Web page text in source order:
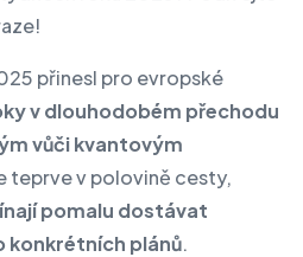
přinesl pro evropské
v dlouhodobém přechodu
vůči kvantovým
teprve v polovině cesty,
pomalu dostávat
konkrétních plánů.